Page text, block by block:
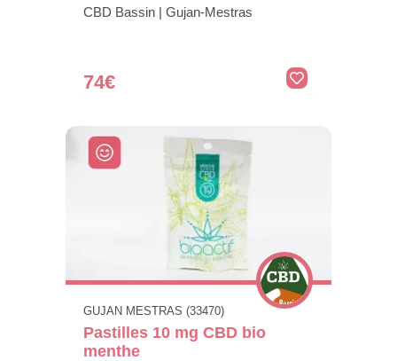
CBD Bassin | Gujan-Mestras
74€
GUJAN MESTRAS (33470)
Pastilles 10 mg CBD bio
menthe